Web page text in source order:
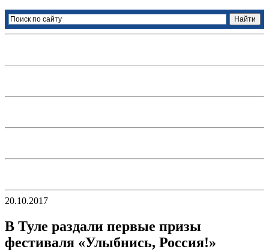
20.10.2017
В Туле раздали первые призы
фестиваля «Улыбнись, Россия!»